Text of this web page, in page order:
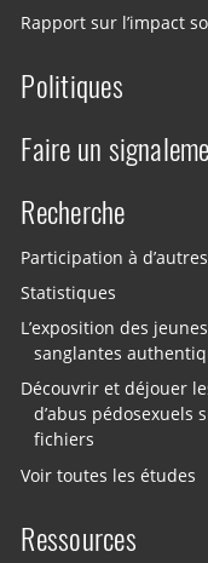
Rapport sur l’impact
Politiques
Faire un
Recherche
Participation à
Statistiques
L’exposition des
sanglantes
Découvrir et déjouer
d’abus pédosexuels
fichiers
Voir toutes les études
Ressources